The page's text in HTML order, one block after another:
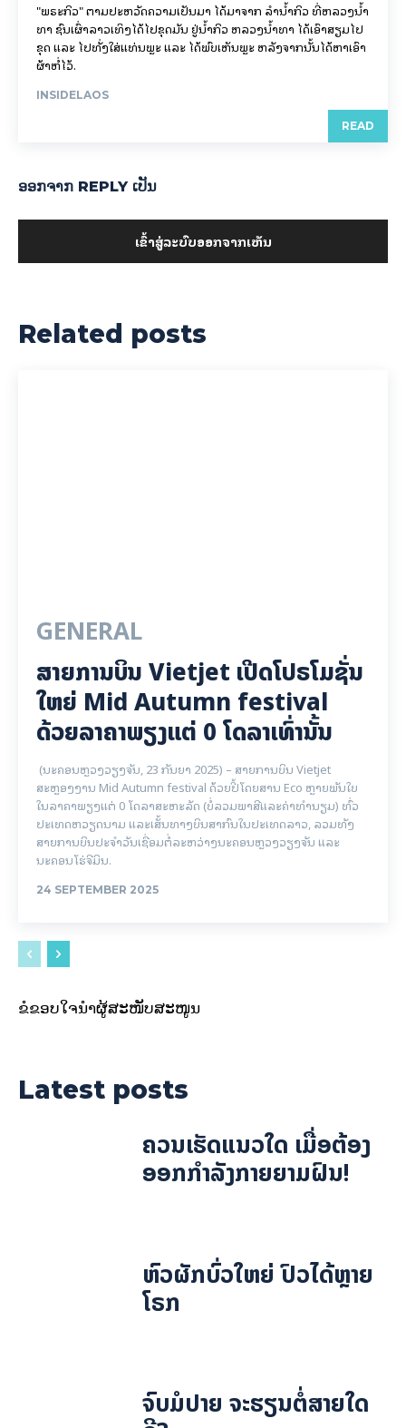
"ພຣະກິວ" ຕາມປະຫວັດຄວາມເປັນມາ ໄດ້ມາຈາກ ລຳນ້ຳກິວ ທີ່ຫລວງນ້ຳ
ທາ ຊົນເຜົ່າລາວເທິງໄດ້ໄປຂຸດມັນ ຢູ່ນ້ຳກິວ ຫລວງນ້ຳທາ ໄດ້ເອົາສຽມໄປ
ຂຸດ ແລະ ໄປທັ່ງໃສ່ແທ່ນພຼະ ແລະ ໄດ້ພົບເຫັນພຼະ ຫລັງຈາກນັ້ນໄດ້ຫາເອົາ
ຜ້າຫໍ່ໄວ້.
INSIDELAOS
READ
ອອກ​ຈາກ REPLY ເປັນ
ເຂົ້າ​ສູ່​ລະ​ບົບ​ອອກ​ຈາກ​ເຫັນ
Related posts
GENERAL
ສາຍການບິນ Vietjet ເປີດໂປຣໂມຊັ່ນ
ໃຫຍ່ Mid Autumn festival
ດ້ວຍລາຄາພຽງແຕ່ 0 ໂດລາເທົ່ານັ້ນ
(ນະຄອນຫຼວງວຽງຈັນ, 23 ກັນຍາ 2025) – ສາຍການບິນ Vietjet
ສະຫຼອງງານ Mid Autumn festival ດ້ວຍປີ້ໂດຍສານ Eco ຫຼາຍພັນໃບ
ໃນລາຄາພຽງແຕ່ 0 ໂດລາສະຫະລັດ (ບໍ່ລວມພາສີແລະຄ່າທໍານຽມ) ທົ່ວ
ປະເທດຫວຽດນາມ ແລະເສັ້ນທາງບິນສາກົນໃນປະເທດລາວ, ລວມທັງ
ສາຍການບິນປະຈໍາວັນເຊື່ອມຕໍ່ລະຫວ່າງນະຄອນຫຼວງວຽງຈັນ ແລະ
ນະຄອນໂຮ່ຈີມິນ.
24 SEPTEMBER 2025
ຂໍຂອບໃຈນຳຜູ້ສະໜັບສະໜູນ
Latest posts
ຄວນເຮັດແນວໃດ ເມື່ອຕ້ອງ
ອອກກຳລັງກາຍຍາມຝົນ!
ຫົວຜັກບົ່ວໃຫຍ່ ປົວໄດ້ຫຼາຍ
ໂຣກ
ຈົບມໍປາຍ ຈະຮຽນຕໍ່ສາຍໃດ